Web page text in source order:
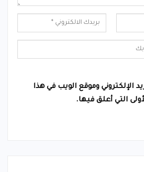
الإلكتروني وموقع الويب في هذا
التي أعلق فيها.